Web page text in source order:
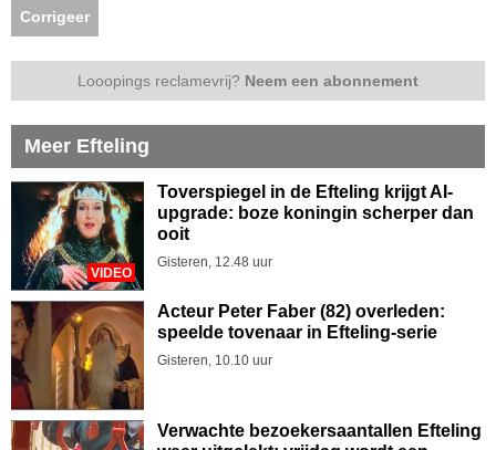
Corrigeer
Looopings reclamevrij? Neem een abonnement
Meer Efteling
VIDEO
Toverspiegel in de Efteling krijgt AI-
upgrade: boze koningin scherper dan
ooit
Gisteren, 12.48 uur
Acteur Peter Faber (82) overleden:
speelde tovenaar in Efteling-serie
Gisteren, 10.10 uur
Verwachte bezoekersaantallen Efteling